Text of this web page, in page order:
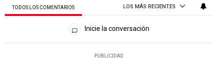
TODOS LOS COMENTARIOS LOS MÁS RECIENTES
Todos los comentarios
Inicie la conversación
PUBLICIDAD